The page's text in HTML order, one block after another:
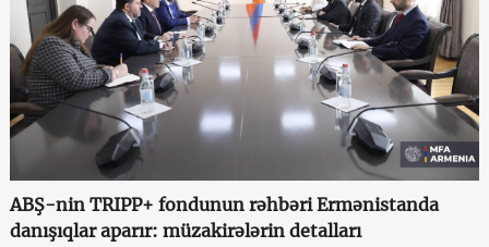
ABŞ-nin TRIPP+ fondunun rəhbəri Ermənistanda
danışıqlar aparır: müzakirələrin detalları